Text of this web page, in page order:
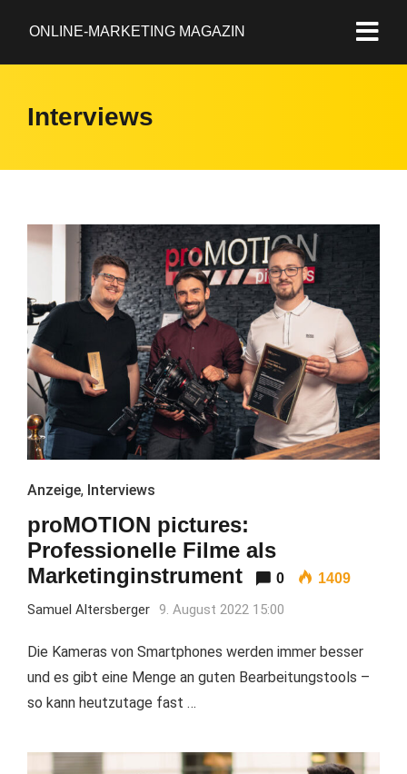
ONLINE-MARKETING MAGAZIN
Interviews
Anzeige, Interviews
proMOTION pictures:
Professionelle Filme als
Marketinginstrument
0 1409
Samuel Altersberger 9. August 2022 15:00
Die Kameras von Smartphones werden immer besser
und es gibt eine Menge an guten Bearbeitungstools –
so kann heutzutage fast …